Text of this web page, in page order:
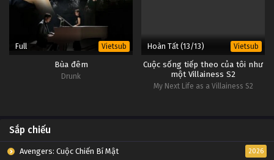
Full Vietsub
Bùa đêm
Drunk
Hoàn Tất (13/13) Vietsub
Cuộc sống tiếp theo của tôi như
một Villainess S2
My Next Life as a Villainess S2
Sắp chiếu
Avengers: Cuộc Chiến Bí Mật 2026